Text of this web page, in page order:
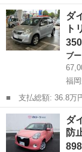
名： ダイハツ ■
ＡＩＩ ツートン・
Ｃ・プッシュスター
鹿児島 鹿児島市
ダ
ブ
福
■ 支払総額: 36.8万円 ■ 車両本体価格： 350,000 円 ■ メーカー
名： ダイハツ ■
Ｃ キーレスエン
ＣＶＴ 衝突...
福岡 福岡市
ダ
防